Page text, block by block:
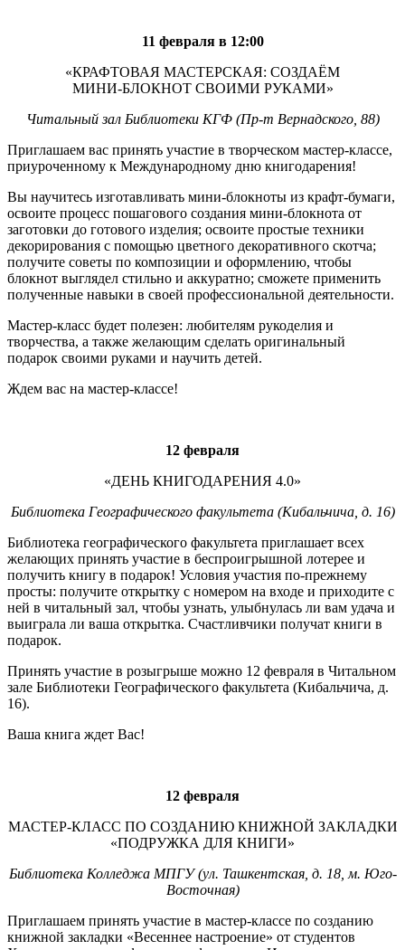
11 февраля в 12:00
«КРАФТОВАЯ МАСТЕРСКАЯ: СОЗДАЁМ
МИНИ‑БЛОКНОТ СВОИМИ РУКАМИ»
Читальный зал Библиотеки КГФ (Пр-т Вернадского, 88)
Приглашаем вас принять участие в творческом мастер‑классе,
приуроченному к Международному дню книгодарения!
Вы научитесь изготавливать мини‑блокноты из крафт‑бумаги,
освоите процесс пошагового создания мини‑блокнота от
заготовки до готового изделия; освоите простые техники
декорирования с помощью цветного декоративного скотча;
получите советы по композиции и оформлению, чтобы
блокнот выглядел стильно и аккуратно; сможете применить
полученные навыки в своей профессиональной деятельности.
Мастер‑класс будет полезен: любителям рукоделия и
творчества, а также желающим сделать оригинальный
подарок своими руками и научить детей.
Ждем вас на мастер-классе!
12 февраля
«ДЕНЬ КНИГОДАРЕНИЯ 4.0»
Библиотека Географического факультета (Кибальчича, д. 16)
Библиотека географического факультета приглашает всех
желающих принять участие в беспроигрышной лотерее и
получить книгу в подарок! Условия участия по-прежнему
просты: получите открытку с номером на входе и приходите с
ней в читальный зал, чтобы узнать, улыбнулась ли вам удача и
выиграла ли ваша открытка. Счастливчики получат книги в
подарок.
Принять участие в розыгрыше можно 12 февраля в Читальном
зале Библиотеки Географического факультета (Кибальчича, д.
16).
Ваша книга ждет Вас!
12 февраля
МАСТЕР-КЛАСС ПО СОЗДАНИЮ КНИЖНОЙ ЗАКЛАДКИ
«ПОДРУЖКА ДЛЯ КНИГИ»
Библиотека Колледжа МПГУ (ул. Ташкентская, д. 18, м. Юго-
Восточная)
Приглашаем принять участие в мастер-классе по созданию
книжной закладки «Весеннее настроение» от студентов